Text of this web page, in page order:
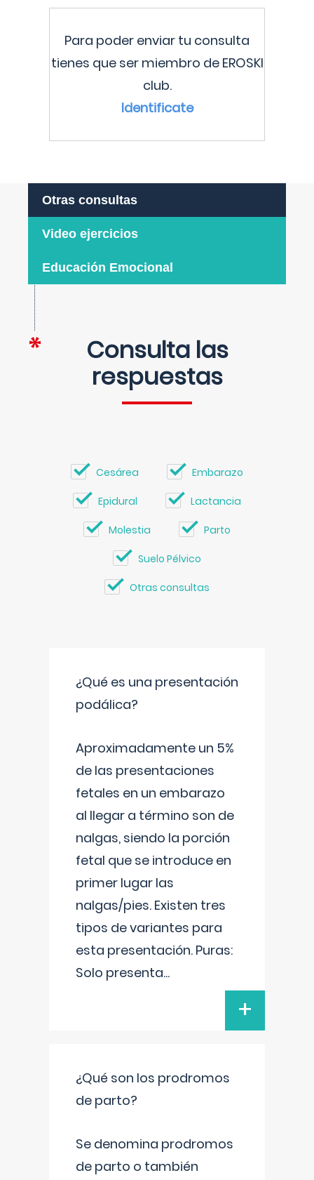
Para poder enviar tu consulta
tienes que ser miembro de EROSKI
club.
Identificate
Otras consultas
Video ejercicios
Educación Emocional
Consulta las
respuestas
Cesárea Embarazo
Epidural Lactancia
Molestia Parto
Suelo Pélvico
Otras consultas
¿Qué es una presentación
podálica?
Aproximadamente un 5%
de las presentaciones
fetales en un embarazo
al llegar a término son de
nalgas, siendo la porción
fetal que se introduce en
primer lugar las
nalgas/pies. Existen tres
tipos de variantes para
esta presentación. Puras:
Solo presenta...
+
¿Qué son los prodromos
de parto?
Se denomina prodromos
de parto o también